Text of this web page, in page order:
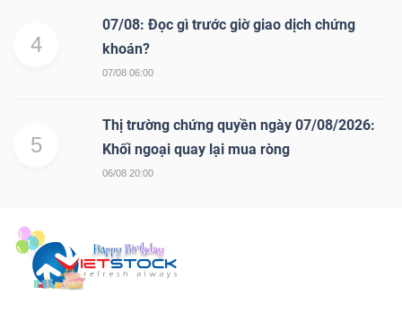
4
07/08: Đọc gì trước giờ giao dịch chứng
khoán?
07/08 06:00
5
Thị trường chứng quyền ngày 07/08/2026:
Khối ngoại quay lại mua ròng
06/08 20:00